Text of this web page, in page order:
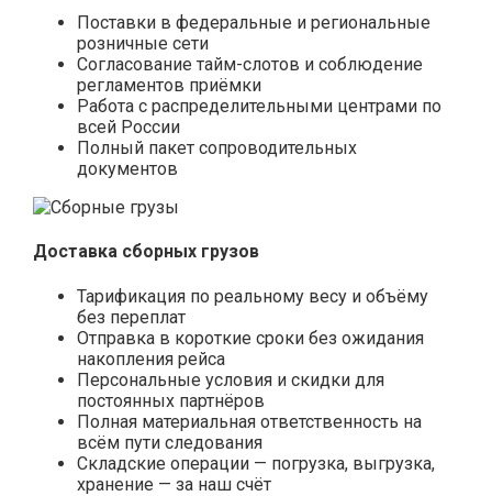
Поставки в федеральные и региональные
розничные сети
Согласование тайм-слотов и соблюдение
регламентов приёмки
Работа с распределительными центрами по
всей России
Полный пакет сопроводительных
документов
Доставка сборных грузов
Тарификация по реальному весу и объёму
без переплат
Отправка в короткие сроки без ожидания
накопления рейса
Персональные условия и скидки для
постоянных партнёров
Полная материальная ответственность на
всём пути следования
Складские операции — погрузка, выгрузка,
хранение — за наш счёт